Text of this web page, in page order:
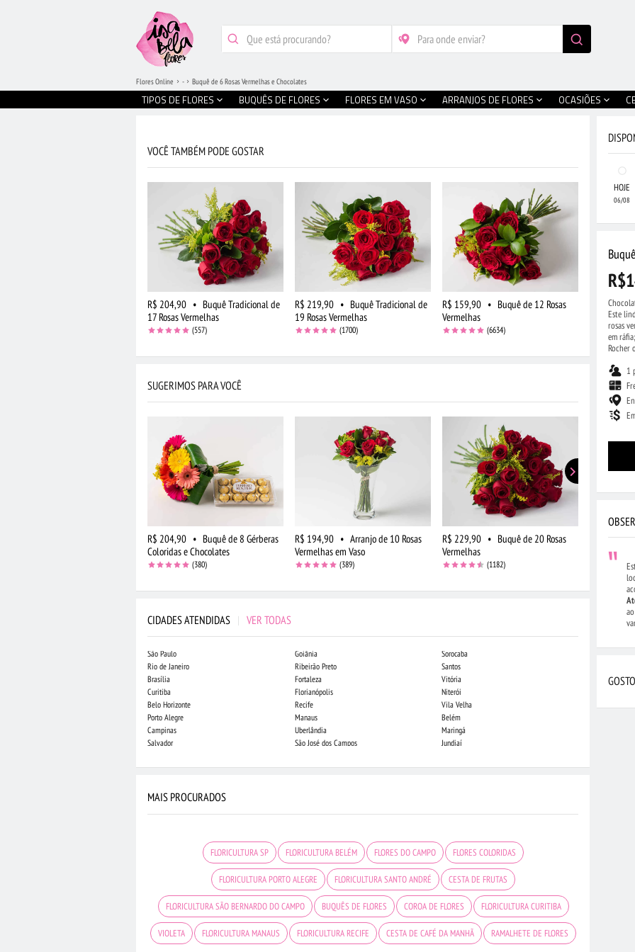
TIPOS DE FLORES BUQUÊS DE FLORES FLORES EM VASO ARRANJOS DE FLORES OCASIÕES
Flores Online - Buquê de 6 Rosas Vermelhas e Chocolates
VOCÊ TAMBÉM PODE GOSTAR
R$ 204,90 • Buquê Tradicional de
17 Rosas Vermelhas
(557)
R$ 219,90 • Buquê Tradicional de
19 Rosas Vermelhas
(1700)
R$ 159,90 • Buquê de 12 Rosas
Vermelhas
(6634)
SUGERIMOS PARA VOCÊ
R$ 204,90 • Buquê de 8 Gérberas
Coloridas e Chocolates
(380)
R$ 194,90 • Arranjo de 10 Rosas
Vermelhas em Vaso
(389)
R$ 229,90 • Buquê de 20 Rosas
Vermelhas
(1182)
R$ 254,90
Brancas e
CIDADES ATENDIDAS | VER TODAS
São Paulo
Rio de Janeiro
Brasília
Curitiba
Belo Horizonte
Porto Alegre
Campinas
Salvador
Goiânia
Ribeirão Preto
Fortaleza
Florianópolis
Recife
Manaus
Uberlândia
São José dos Campos
Sorocaba
Santos
Vitória
Niterói
Vila Velha
Belém
Maringá
Jundiaí
Londrina
MAIS PROCURADOS
FLORICULTURA SP FLORICULTURA BELÉM FLORES DO CAMPO FLORES COLORIDAS
FLORICULTURA PORTO ALEGRE FLORICULTURA SANTO ANDRÉ CESTA DE FRUTAS
FLORICULTURA SÃO BERNARDO DO CAMPO BUQUÊS DE FLORES COROA DE FLORES FLORICULTURA CURITIBA
VIOLETA FLORICULTURA MANAUS FLORICULTURA RECIFE CESTA DE CAFÉ DA MANHÃ RAMALHETE DE FLORES
HOJE
06/08
Este
rosas
em
Rocher
1